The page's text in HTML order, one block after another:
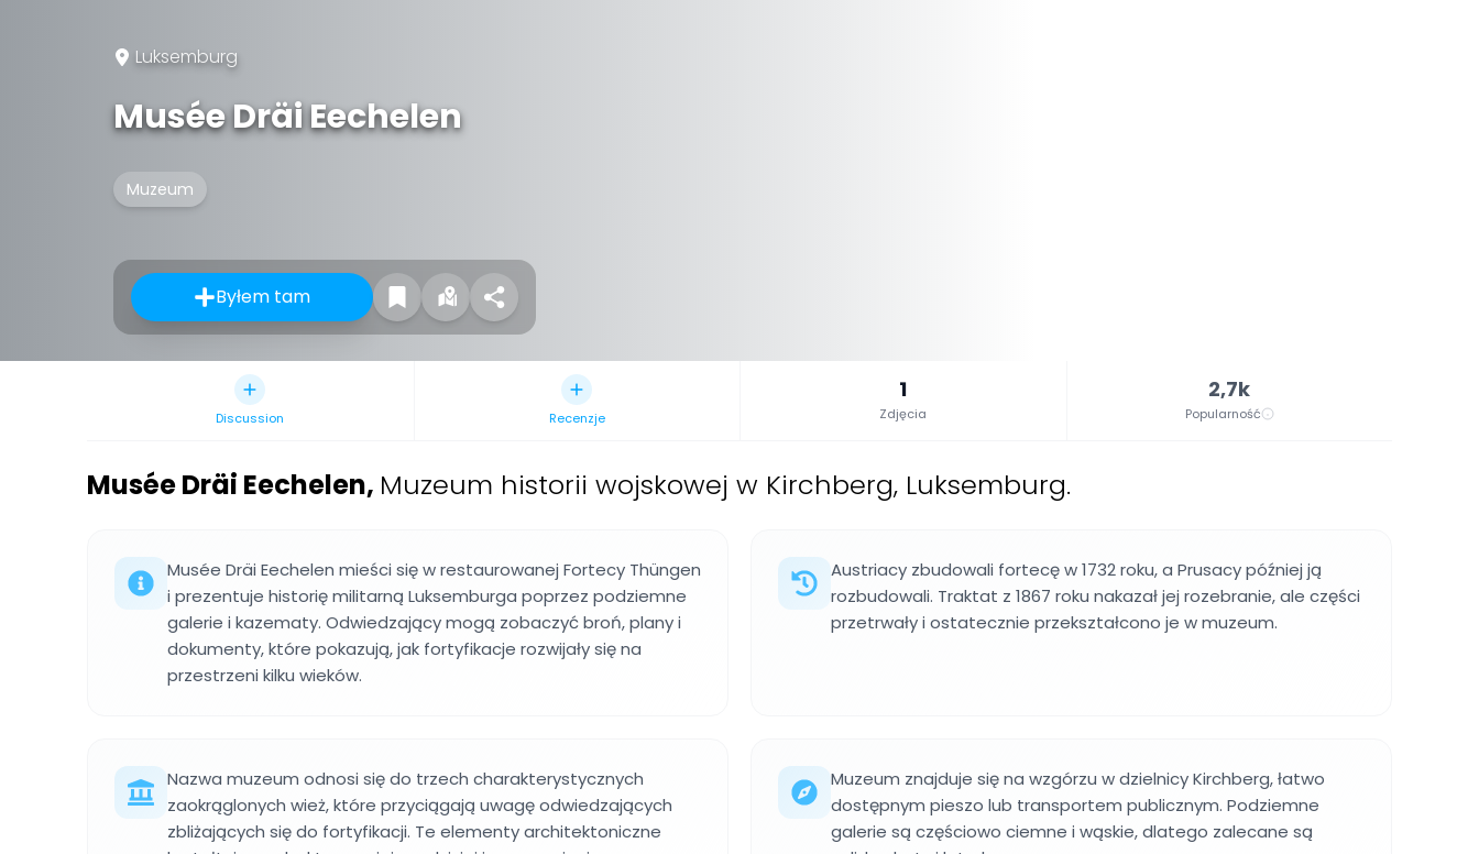
Luksemburg
Musée Dräi Eechelen
Muzeum
Byłem tam
Discussion Recenzje
1
Zdjęcia
2,7k
Popularność
Musée Dräi Eechelen, Muzeum historii wojskowej w Kirchberg, Luksemburg.
Musée Dräi Eechelen mieści się w restaurowanej Fortecy Thüngen
i prezentuje historię militarną Luksemburga poprzez podziemne
galerie i kazematy. Odwiedzający mogą zobaczyć broń, plany i
dokumenty, które pokazują, jak fortyfikacje rozwijały się na
przestrzeni kilku wieków.
Austriacy zbudowali fortecę w 1732 roku, a Prusacy później ją
rozbudowali. Traktat z 1867 roku nakazał jej rozebranie, ale części
przetrwały i ostatecznie przekształcono je w muzeum.
Nazwa muzeum odnosi się do trzech charakterystycznych
zaokrąglonych wież, które przyciągają uwagę odwiedzających
zbliżających się do fortyfikacji. Te elementy architektoniczne
Muzeum znajduje się na wzgórzu w dzielnicy Kirchberg, łatwo
dostępnym pieszo lub transportem publicznym. Podziemne
galerie są częściowo ciemne i wąskie, dlatego zalecane są